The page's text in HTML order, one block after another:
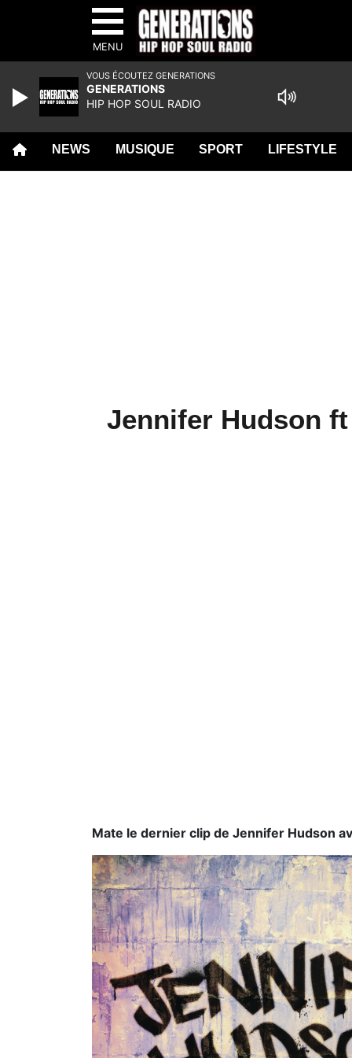
MENU
NEWS MUSIQUE SPORT LIFESTYLE
Jennifer Hudson
Mate le dernier clip de Jennifer Hudson
VOUS ÉCOUTEZ GENERATIONS
GENERATIONS
HIP HOP SOUL RADIO